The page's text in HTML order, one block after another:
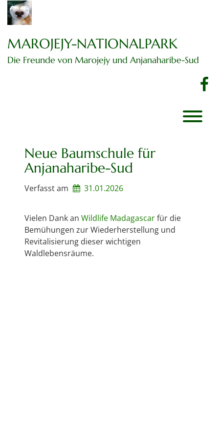
Zum
Inhalt
springen
MAROJEJY-NATIONALPARK
Die Freunde von Marojejy und Anjanaharibe-Sud
Neue Baumschule für
Anjanaharibe-Sud
Verfasst am 31.01.2026
Vielen Dank an Wildlife Madagascarfür die
Bemühungen zur Wiederherstellung und
Revitalisierung dieser wichtigen
Waldlebensräume.